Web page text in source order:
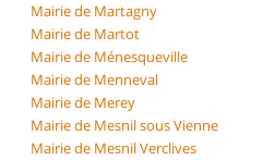
Mairie de Martagny
Mairie de Martot
Mairie de Ménesqueville
Mairie de Menneval
Mairie de Merey
Mairie de Mesnil sous Vienne
Mairie de Mesnil Verclives